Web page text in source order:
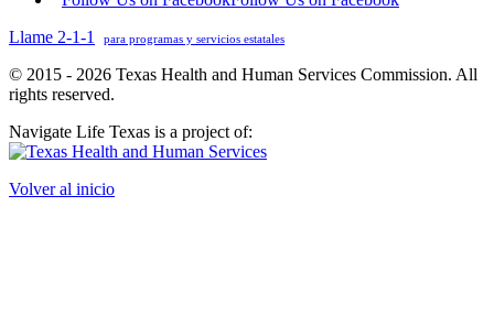
Llame 2-1-1
para programas y servicios estatales
© 2015 - 2026 Texas Health and Human Services Commission. All
rights reserved.
Navigate Life Texas is a project of:
Volver al inicio